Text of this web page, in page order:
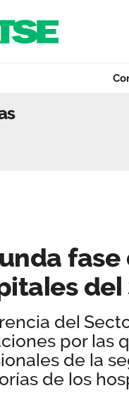
del
del
por las
de la
de los